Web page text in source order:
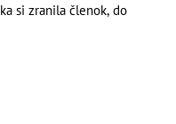
si zranila členok, do